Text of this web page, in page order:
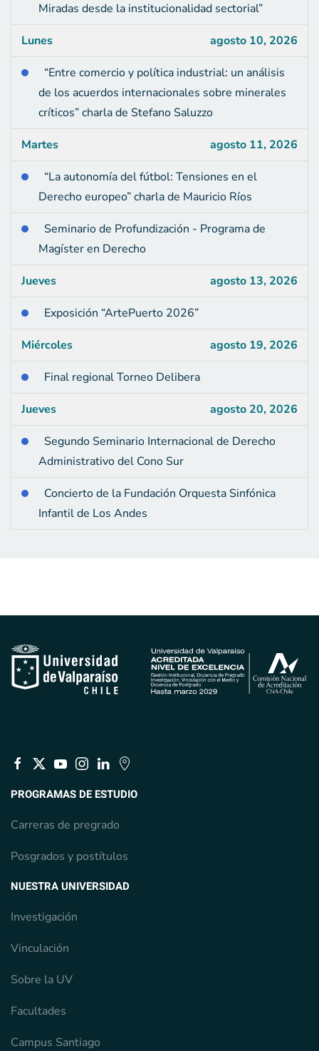
Miradas desde la institucionalidad sectorial”
Lunes agosto 10, 2026
“Entre comercio y política industrial: un análisis
de los acuerdos internacionales sobre minerales
críticos” charla de Stefano Saluzzo
Martes agosto 11, 2026
“La autonomía del fútbol: Tensiones en el
Derecho europeo” charla de Mauricio Ríos
Seminario de Profundización - Programa de
Magíster en Derecho
Jueves agosto 13, 2026
Exposición “ArtePuerto 2026”
Miércoles agosto 19, 2026
Final regional Torneo Delibera
Jueves agosto 20, 2026
Segundo Seminario Internacional de Derecho
Administrativo del Cono Sur
Concierto de la Fundación Orquesta Sinfónica
Infantil de Los Andes
PROGRAMAS DE ESTUDIO
Carreras de pregrado
Posgrados y postítulos
NUESTRA UNIVERSIDAD
Investigación
Vinculación
Sobre la UV
Facultades
Campus Santiago